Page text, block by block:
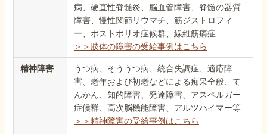
病、硬直性脊髄炎、脳血管障害、脊髄の器質
障害、慢性関節リウマチ、筋ジストロフィ
ー、ポストポリオ症候群、線維筋痛症
＞＞肢体の障害の受給事例はこちら
精神障害
うつ病、そううつ病、統合失調症、適応障
害、老年および初老などによる痴呆全般、て
んかん、知的障害、発達障害、アスペルガー
症候群、高次脳機能障害、アルツハイマー等
＞＞精神障害の受給事例はこちら